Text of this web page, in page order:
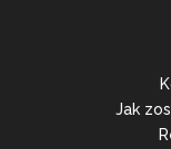
Jak